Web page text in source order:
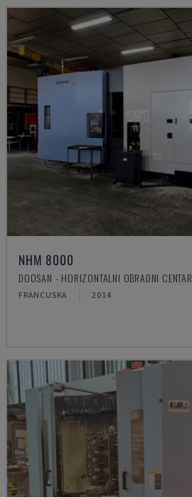
NHM 8000
DOOSAN - HORIZONTALNI OBRADNI CENTAR
FRANCUSKA 2014